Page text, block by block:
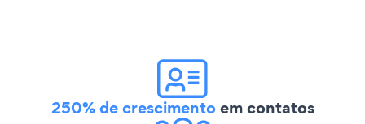
250% de crescimentoem contatos